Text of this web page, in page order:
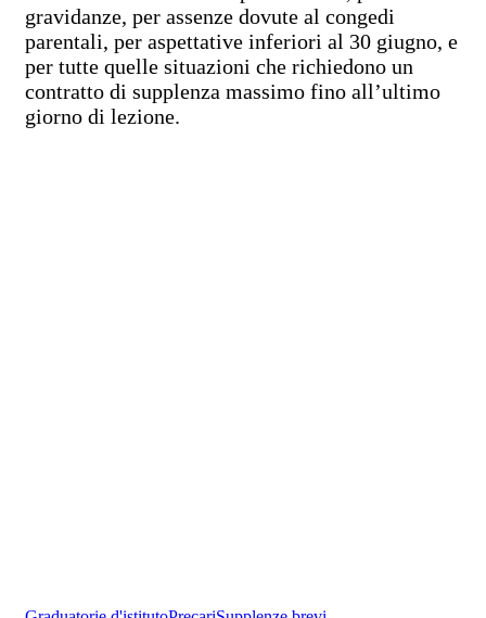
gravidanze, per assenze dovute al congedi
parentali, per aspettative inferiori al 30 giugno, e
per tutte quelle situazioni che richiedono un
contratto di supplenza massimo fino all’ultimo
giorno di lezione.